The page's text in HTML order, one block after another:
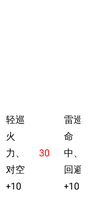
轻巡
火
力、
对空
+10
30
雷巡
命
中、
回避
+10